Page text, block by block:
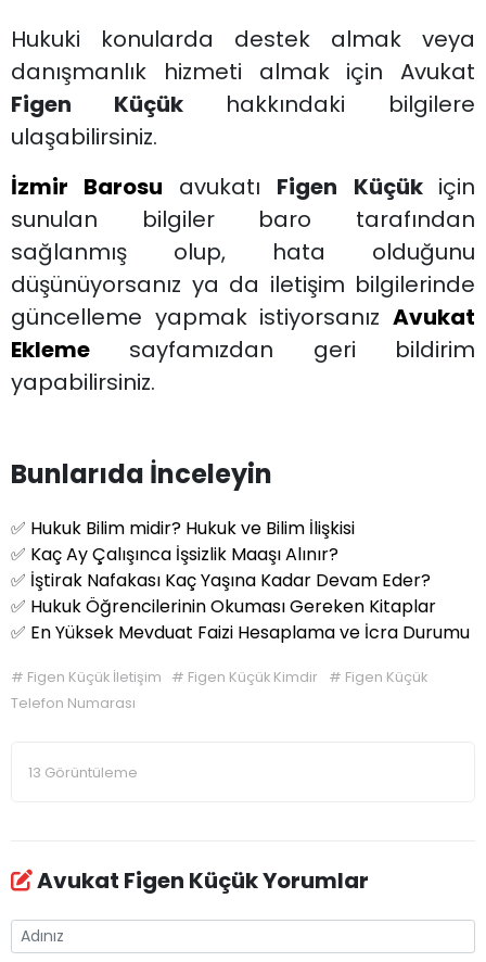
Hukuki konularda destek almak veya
danışmanlık hizmeti almak için Avukat
Figen Küçük hakkındaki bilgilere
ulaşabilirsiniz.
İzmir Barosu
avukatı Figen Küçük için
sunulan bilgiler baro tarafından
sağlanmış olup, hata olduğunu
düşünüyorsanız ya da iletişim bilgilerinde
güncelleme yapmak istiyorsanız Avukat
Ekleme sayfamızdan geri bildirim
yapabilirsiniz.
Bunlarıda İnceleyin
✅ Hukuk Bilim midir? Hukuk ve Bilim İlişkisi
✅ Kaç Ay Çalışınca İşsizlik Maaşı Alınır?
✅ İştirak Nafakası Kaç Yaşına Kadar Devam Eder?
✅ Hukuk Öğrencilerinin Okuması Gereken Kitaplar
✅ En Yüksek Mevduat Faizi Hesaplama ve İcra Durumu
# Figen Küçük İletişim # Figen Küçük Kimdir # Figen Küçük
Telefon Numarası
13 Görüntüleme
Avukat Figen Küçük Yorumlar